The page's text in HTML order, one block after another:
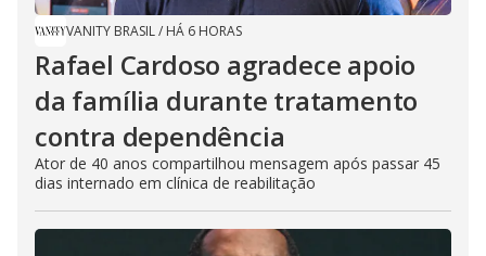
VANITY BRASIL/ HÁ 6 HORAS
Rafael Cardoso agradece apoio
da família durante tratamento
contra dependência
Ator de 40 anos compartilhou mensagem após passar 45
dias internado em clínica de reabilitação